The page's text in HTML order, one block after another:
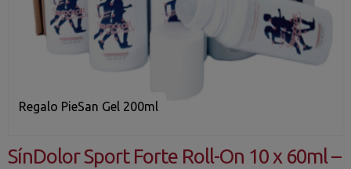
Regalo PieSan Gel 200ml
SínDolor Sport Forte Roll-On 10 x 60ml –